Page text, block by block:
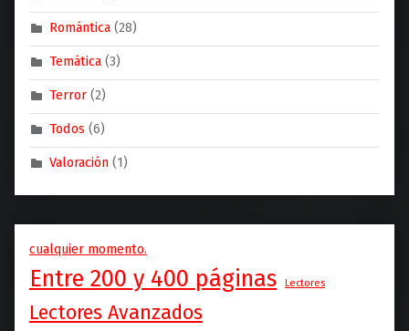
Romántica (28)
Temática (3)
Terror (2)
Todos (6)
Valoración (1)
cualquier momento.
Entre 200 y 400 páginas Lectores
Lectores Avanzados